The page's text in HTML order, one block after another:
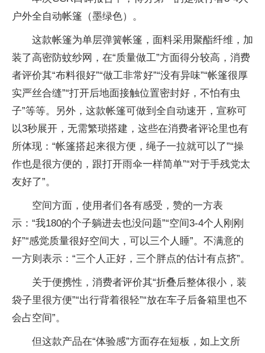
户外全自动帐篷（墨绿色）。
这款帐篷为单层弹簧帐篷，面料采用聚酯纤维，加
装了高密防蚊纱网，在“质量做工”方面得分较高，消费
者评价其“布料很好”“做工非常好”“没有异味”“帐篷很厚
实严丝合缝”“打开后地面接触位置密封好，不怕有虫
子”等等。另外，这款帐篷可做到全自动速开，宣称可
以3秒展开，无需繁琐搭建，这些在消费者评论里也有
所体现：“帐篷搭起来很方便，绳子一拉就可以了”“操
作也是很方便的，跟打开雨伞一样简单”“对于手残党太
友好了”。
空间方面，使用者们各有感受，赞的一方表
示：“我180的个子躺进去也没问题”“空间3-4个人刚刚
好”“感觉质量很好空间大，可以三个人睡”。不满意的
一方则表示：“三个人正好，三个胖点的估计有点挤”。
关于便携性，消费者评价其“折叠后整体很小，装
袋子里很方便”“出行背着很轻”“放在车子后备箱里也不
会占空间”。
但这款产品在“体验感”方面存在短板，如上文所